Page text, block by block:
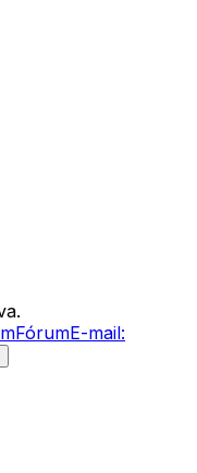
FórumE-mail: